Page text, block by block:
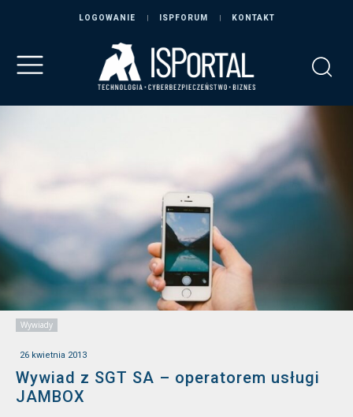
LOGOWANIE ISPFORUM KONTAKT
Wywiady
26 kwietnia 2013
Wywiad z SGT SA – operatorem usługi
JAMBOX